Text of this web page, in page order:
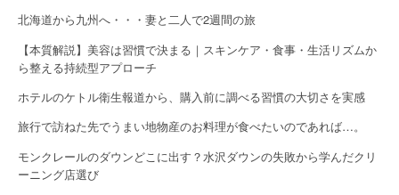
北海道から九州へ・・・妻と二人で2週間の旅
【本質解説】美容は習慣で決まる｜スキンケア・食事・生活リズムか
ら整える持続型アプローチ
ホテルのケトル衛生報道から、購入前に調べる習慣の大切さを実感
旅行で訪ねた先でうまい地物産のお料理が食べたいのであれば…。
モンクレールのダウンどこに出す？水沢ダウンの失敗から学んだクリ
ーニング店選び